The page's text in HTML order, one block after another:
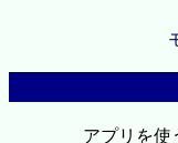
アプリを使